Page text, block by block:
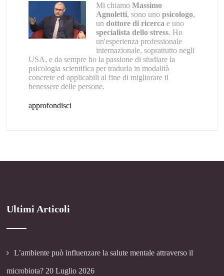
Mi chiamo Massimo
Agnoletti, sono uno psicologo,
un dottore di ricerca e uno
specialista dello stress. Ho
un'esperienza professionale
internazionale, soprattutto negli
USA, e da sempre ho la passione di studiare la
psicologia scientifica per tradurla in modalità
concrete ed applicabili al fine di migliorare il
benessere delle persone.
approfondisci
Ultimi Articoli
L’ambiente può influenzare la salute mentale attraverso il
microbiota? 20 Luglio 2026